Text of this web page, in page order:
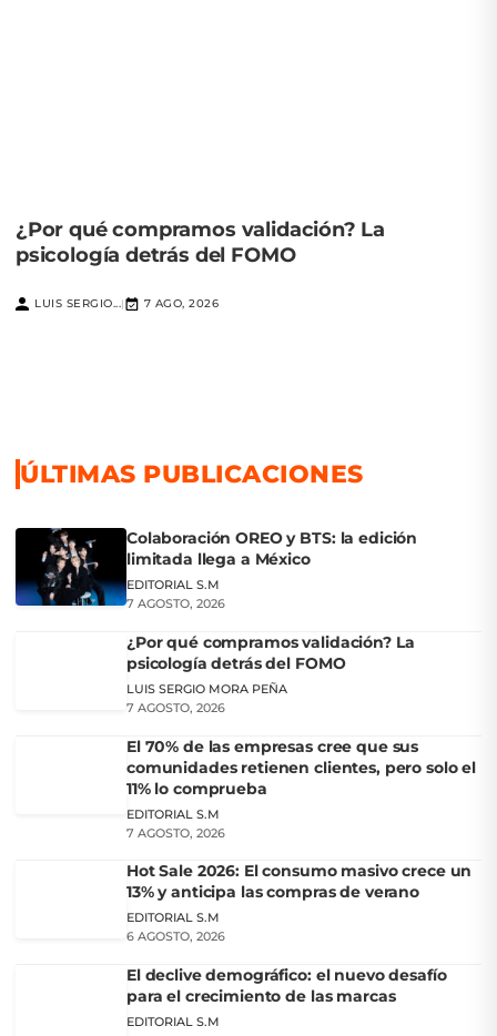
¿Por qué compramos validación? La
psicología detrás del FOMO
LUIS SERGIO...| 7 AGO, 2026
ÚLTIMAS PUBLICACIONES
Colaboración OREO y BTS: la edición
limitada llega a México
EDITORIAL S.M
7 AGOSTO, 2026
¿Por qué compramos validación? La
psicología detrás del FOMO
LUIS SERGIO MORA PEÑA
7 AGOSTO, 2026
El 70% de las empresas cree que sus
comunidades retienen clientes, pero solo el
11% lo comprueba
EDITORIAL S.M
7 AGOSTO, 2026
Hot Sale 2026: El consumo masivo crece un
13% y anticipa las compras de verano
EDITORIAL S.M
6 AGOSTO, 2026
El declive demográfico: el nuevo desafío
para el crecimiento de las marcas
EDITORIAL S.M